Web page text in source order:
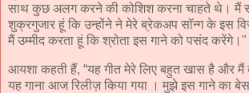
साथ कुछ अलग करने की कोशिश करना चाहते थे। मैं
शुक्रगुजार हूं कि उन्होंने ने मेरे ब्रेकअप सॉन्ग के इस
मैं उम्मीद करता हूं कि श्रोता इस गाने को पसंद करेंगे।"
आयशा कहती हैं, “यह गीत मेरे लिए बहुत खास है और मैं
यह गाना आज रिलीज़ किया गया । मुझे इस गाने का